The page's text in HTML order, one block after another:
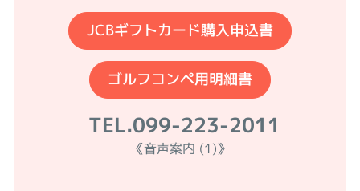
JCBギフトカード購入申込書
ゴルフコンペ用明細書
TEL.099-223-2011
《音声案内 (1)》